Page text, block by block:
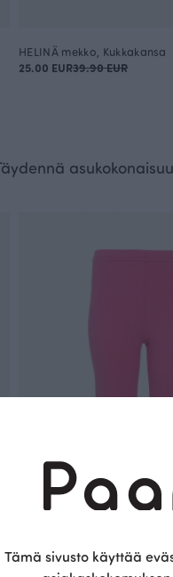
HELINÄ mekko, Kukkakansa
25.00 EUR39.90 EUR
Punainen
Tämä sivusto käyttää